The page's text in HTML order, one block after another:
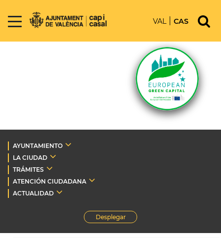
VAL CAS
AYUNTAMIENTO
LA CIUDAD
TRÁMITES
ATENCIÓN CIUDADANA
ACTUALIDAD
Desplegar